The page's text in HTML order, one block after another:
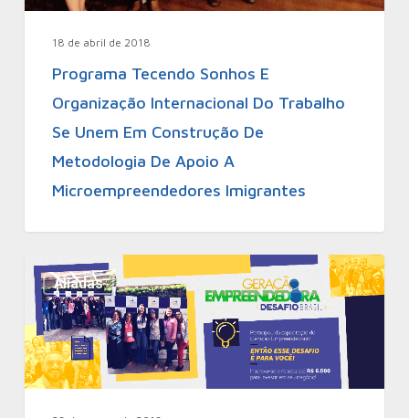
18 de abril de 2018
Programa Tecendo Sonhos E
Organização Internacional Do Trabalho
Se Unem Em Construção De
Metodologia De Apoio A
Microempreendedores Imigrantes
Aliadas